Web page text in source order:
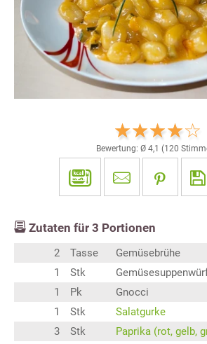
Bewertung: Ø 4,1 (120
Zutaten für 3 Portionen
2 Tasse
Gemüsebrühe
1
Stk
1
Pk
Gnocci
1
Stk
Salatgurke
3
Stk
Paprika (rot, gelb,